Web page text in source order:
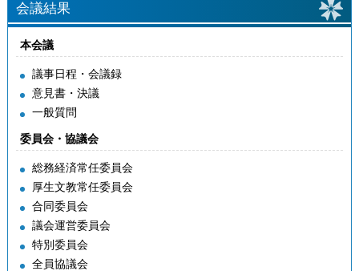
会議結果
本会議
議事日程・会議録
意見書・決議
一般質問
委員会・協議会
総務経済常任委員会
厚生文教常任委員会
合同委員会
議会運営委員会
特別委員会
全員協議会